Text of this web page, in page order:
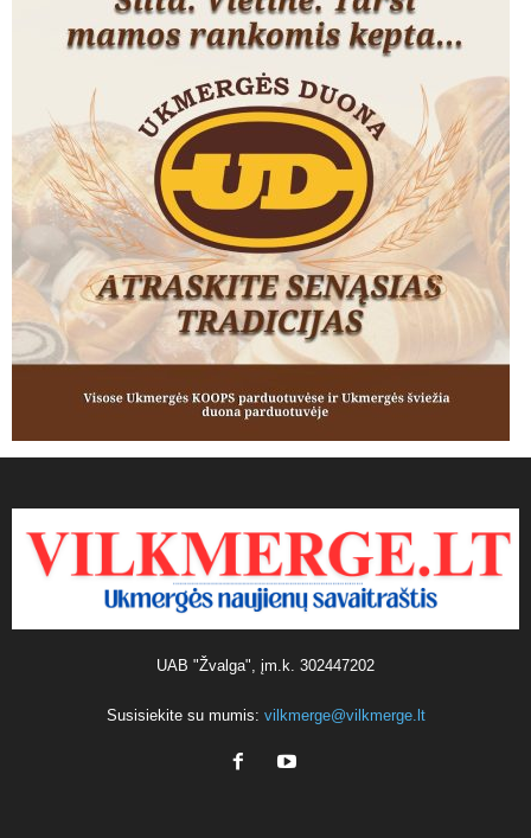
UAB "Žvalga", įm.k. 302447202
Susisiekite su mumis: vilkmerge@vilkmerge.lt